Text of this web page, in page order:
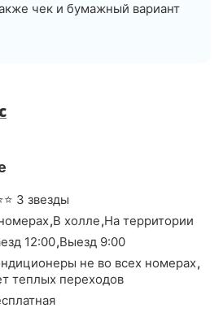
чек и бумажный вариант
3 звезды
,В холле,На территории
12:00,Выезд 9:00
не во всех номерах,
теплых переходов